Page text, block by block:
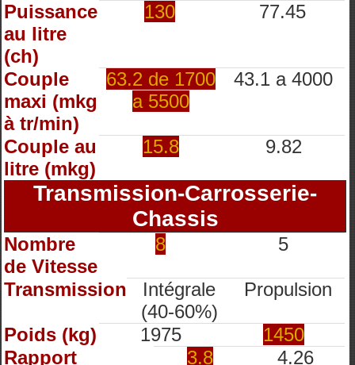
Puissance
au litre
(ch)
130 77.45
Couple
maxi (mkg
à tr/min)
63.2 de 1700
a 5500
43.1 a 4000
Couple au
litre (mkg)
15.8 9.82
Transmission-Carrosserie-
Chassis
Nombre
de Vitesse
8 5
Transmission
Intégrale
(40-60%)
Propulsion
Poids (kg) 1975
1450
Rapport
3.8 4.26